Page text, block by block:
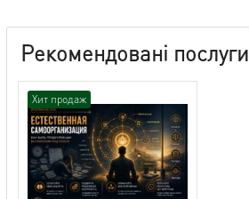
Рекомендовані послуги
Хит продаж